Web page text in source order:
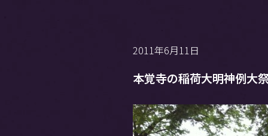
2011年6月11日
本覚寺の稲荷大明神例大